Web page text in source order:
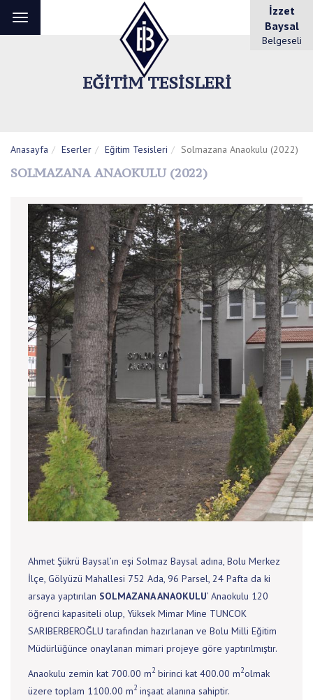
Toggle
navigation
İzzet
Baysal
Belgeseli
EĞITIM TESISLERI
Anasayfa Eserler Eğitim Tesisleri Solmazana Anaokulu (2022)
SOLMAZANA ANAOKULU (2022)
Ahmet Şükrü Baysal’ın eşi Solmaz Baysal adına, Bolu Merkez
İlçe, Gölyüzü Mahallesi 752 Ada, 96 Parsel, 24 Pafta da ki
arsaya yaptırılan SOLMAZANA ANAOKULU’ Anaokulu 120
öğrenci kapasiteli olup, Yüksek Mimar Mine TUNCOK
SARIBERBEROĞLU tarafından hazırlanan ve Bolu Milli Eğitim
Müdürlüğünce onaylanan mimari projeye göre yaptırılmıştır.
Anaokulu zemin kat 700.00 m2 birinci kat 400.00 m2olmak
üzere toplam 1100.00 m2 inşaat alanına sahiptir.